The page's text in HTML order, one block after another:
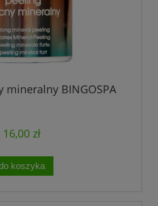
mineralny BINGOSPA
16,00 zł
koszyka